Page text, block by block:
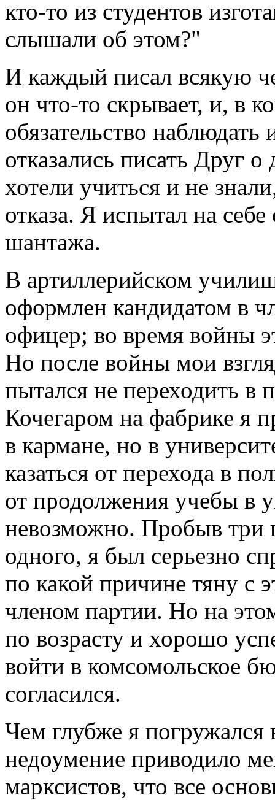
кто-то из студентов
слышали об этом?"
И каждый писал всякую
он что-то скрывает, и, в
обязательство
отказались писать Друг
хотели учиться и не
отказа. Я испытал на себе
шантажа.
В артиллерийском
оформлен кандидатом в
офицер; во время войны
Но после войны мои
пытался не переходить в
Кочегаром на фабрике я
в кармане, но в
казаться от перехода в
от продолжения учебы в
невозможно. Пробыв три
одного, я был серьезно
по какой причине тяну с
членом партии. Но на
по возрасту и хорошо
войти в комсомольское
согласился.
Чем глубже я погружался
недоумение приводило
марксистов, что все